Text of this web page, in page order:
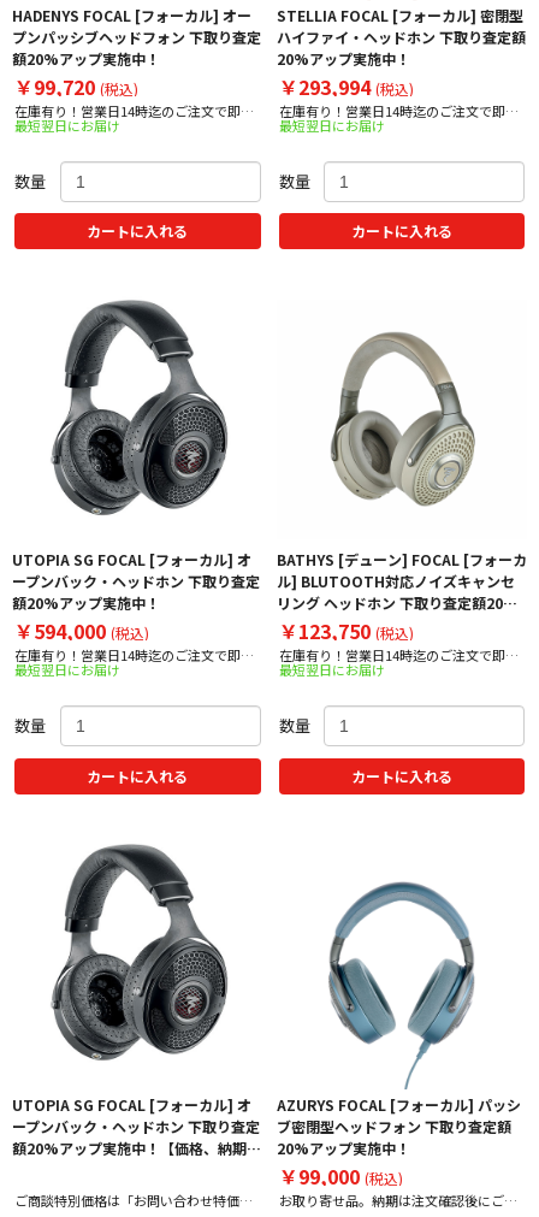
HADENYS FOCAL [フォーカル] オー
プンパッシブヘッドフォン 下取り査定
額20%アップ実施中！
￥99,720 (税込)
在庫有り！営業日14時迄のご注文で即日
出荷！
最短翌日にお届け
数量
カートに入れる
STELLIA FOCAL [フォーカル] 密閉型
ハイファイ・ヘッドホン 下取り査定額
20%アップ実施中！
￥293,994(税込)
在庫有り！営業日14時迄のご注文で即日
出荷！
最短翌日にお届け
数量
カートに入れる
UTOPIA SG FOCAL [フォーカル] オ
ープンバック・ヘッドホン 下取り査定
額20%アップ実施中！
￥594,000 (税込)
在庫有り！営業日14時迄のご注文で即日
出荷！
最短翌日にお届け
数量
カートに入れる
BATHYS [デューン] FOCAL [フォーカ
ル] BLUTOOTH対応ノイズキャンセ
リング ヘッドホン 下取り査定額20%
アップ実施中！
￥123,750 (税込)
在庫有り！営業日14時迄のご注文で即日
出荷！
最短翌日にお届け
数量
カートに入れる
UTOPIA SG FOCAL [フォーカル] オ
ープンバック・ヘッドホン 下取り査定
額20%アップ実施中！【価格、納期お
ご商談特別価格は「お問い合わせ特価」
AZURYS FOCAL [フォーカル] パッシ
ブ密閉型ヘッドフォン 下取り査定額
20%アップ実施中！
￥99,000 (税込)
お取り寄せ品。納期は注文確認後にご案